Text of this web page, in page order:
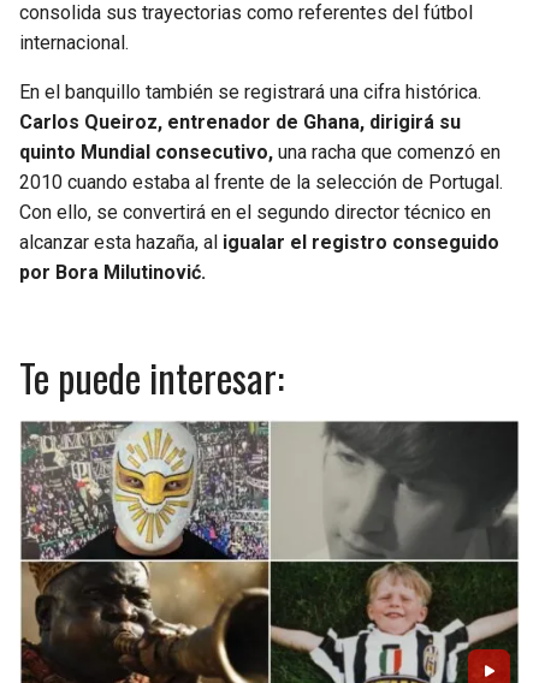
consolida sus trayectorias como referentes del fútbol
internacional.
En el banquillo también se registrará una cifra histórica.
Carlos Queiroz, entrenador de Ghana, dirigirá su
quinto Mundial consecutivo, una racha que comenzó en
2010 cuando estaba al frente de la selección de Portugal.
Con ello, se convertirá en el segundo director técnico en
alcanzar esta hazaña, al igualar el registro conseguido
por Bora Milutinović.
Te puede interesar: